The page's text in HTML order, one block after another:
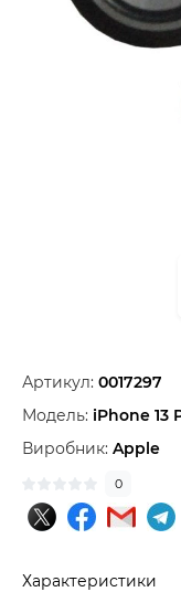
Артикул: 0017297
Модель: iPhone 13
Виробник: Apple
0
Характеристики